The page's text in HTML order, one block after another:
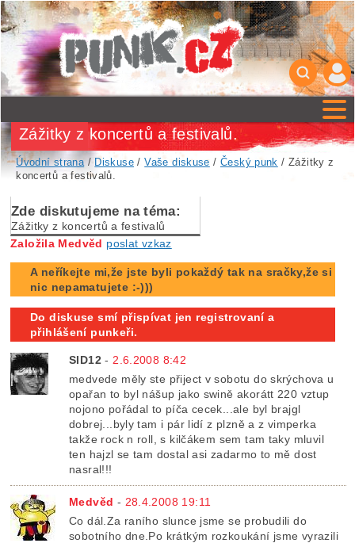
Zážitky z koncertů a festivalů.
Úvodní strana/ Diskuse /Vaše diskuse / Český punk / Zážitky z
koncertů a festivalů.
Zde diskutujeme na téma:
Zážitky z koncertů a festivalů
Založila Medvěd poslat vzkaz
A neříkejte mi,že jste byli pokaždý tak na sračky,že si
nic nepamatujete :-)))
Do diskuse smí přispívat jen registrovaní a
přihlášení punkeři.
SID12 - 2.6.2008 8:42
medvede měly ste přiject v sobotu do skrýchova u
opařan to byl nášup jako swině akorátt 220 vztup
nojono pořádal to píča cecek...ale byl brajgl
dobrej...byly tam i pár lidí z plzně a z vimperka
takže rock n roll, s kilčákem sem tam taky mluvil
ten hajzl se tam dostal asi zadarmo to mě dost
nasral!!!
Medvěd - 28.4.2008 19:11
Co dál.Za raního slunce jsme se probudili do
sobotního dne.Po krátkým rozkoukání jsme vyrazili